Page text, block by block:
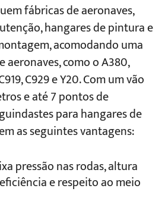
fábricas de aeronaves,
hangares de pintura e
acomodando uma
aeronaves, como o A380,
C929 e Y20. Com um vão
e até 7 pontos de
para hangares de
as seguintes vantagens:
pressão nas rodas, altura
e respeito ao meio